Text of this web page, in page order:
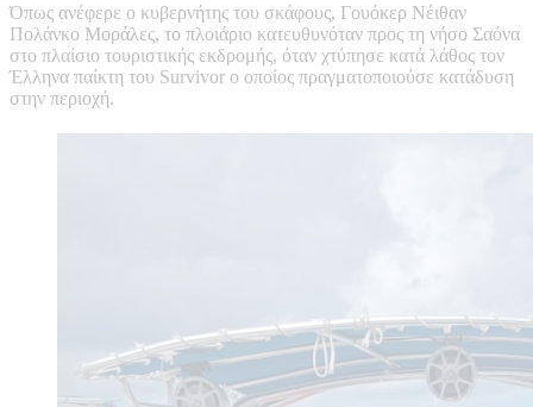
Όπως ανέφερε ο κυβερνήτης του σκάφους, Γουόκερ Νέιθαν
Πολάνκο Μοράλες, το πλοιάριο κατευθυνόταν προς τη νήσο Σαόνα
στο πλαίσιο τουριστικής εκδρομής, όταν χτύπησε κατά λάθος τον
Έλληνα παίκτη του Survivor ο οποίος πραγματοποιούσε κατάδυση
στην περιοχή.